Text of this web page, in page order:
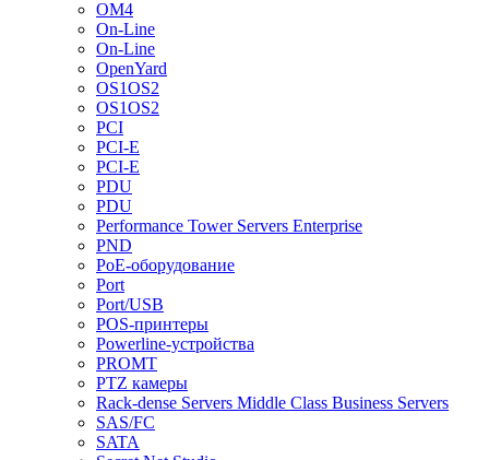
OM4
On-Line
On-Line
OpenYard
OS1OS2
OS1OS2
PCI
PCI-E
PCI-E
PDU
PDU
Performance Tower Servers Enterprise
PND
PoE-оборудование
Port
Port/USB
POS-принтеры
Powerline-устройства
PROMT
PTZ камеры
Rack-dense Servers Middle Class Business Servers
SAS/FC
SATA